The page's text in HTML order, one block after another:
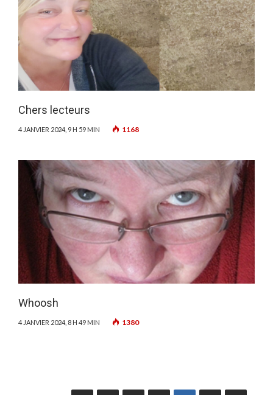
Chers lecteurs
4 JANVIER 2024, 9 H 59 MIN 1168
Whoosh
4 JANVIER 2024, 8 H 49 MIN 1380